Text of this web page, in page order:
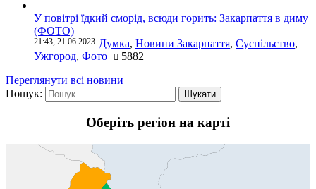
У повітрі їдкий сморід, всюди горить: Закарпаття в диму
(ФОТО)
21:43, 21.06.2023 Думка, Новини Закарпаття, Суспільство,
Ужгород, Фото
5882
Переглянути всі новини
Пошук:
Оберіть регіон на карті